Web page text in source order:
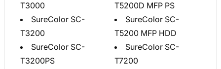
T3000
SureColor SC-
T3200
SureColor SC-
T3200PS
T5200D MFP PS
SureColor SC-
T5200 MFP HDD
SureColor SC-
T7200